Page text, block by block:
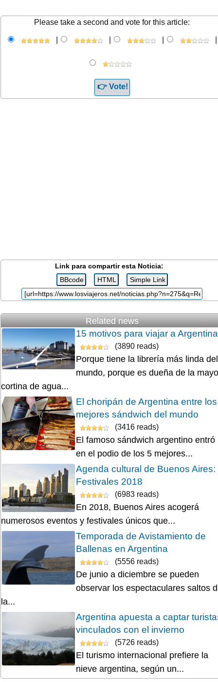
Please take a second and vote for this article:
Link para compartir esta Noticia:
Related news
15 motivos para viajar a Argentina
(3890 reads)
Porque tiene la librería más linda del
mundo, porque es dueña de la
cortina de agua...
El choripán de Argentina entre los
mejores sándwich del mundo
(3416 reads)
El famoso sándwich argentino entró
en el podio de los 5 mejores...
Agenda cultural de Buenos Aires:
Festivales 2018
(6983 reads)
En 2018, Buenos Aires acogerá
numerosos eventos y festivales únicos que...
Temporada de Avistamiento de
Ballenas en Argentina
(5556 reads)
De junio a diciembre se pueden
observar los espectaculares saltos
la...
Argentina apuesta a captar
vinculados con el invierno
(5726 reads)
El turismo internacional prefiere la
nieve argentina, según un...